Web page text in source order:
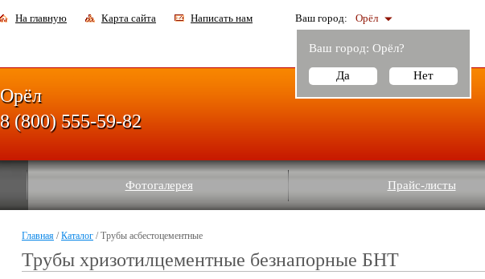
На главную Карта сайта Написать нам Ваш город: Орёл
Ваш город: Орёл?
Да Нет
Фотогалерея Прайс-листы
Орёл
8 (800) 555-59-82
Главная /Каталог / Трубы асбестоцементные
Трубы хризотилцементные безнапорные БНТ